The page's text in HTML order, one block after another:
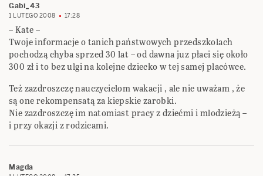
Gabi_43
1 LUTEGO 2008 17:28
– Kate –
Twoje informacje o tanich państwowych przedszkolach
pochodzą chyba sprzed 30 lat – od dawna juz płaci się około
300 zł i to bez ulgi na kolejne dziecko w tej samej placówce.
Też zazdroszczę nauczycielom wakacji , ale nie uważam , że
są one rekompensatą za kiepskie zarobki.
Nie zazdroszczę im natomiast pracy z dziećmi i mlodzieżą –
i przy okazji z rodzicami.
Magda